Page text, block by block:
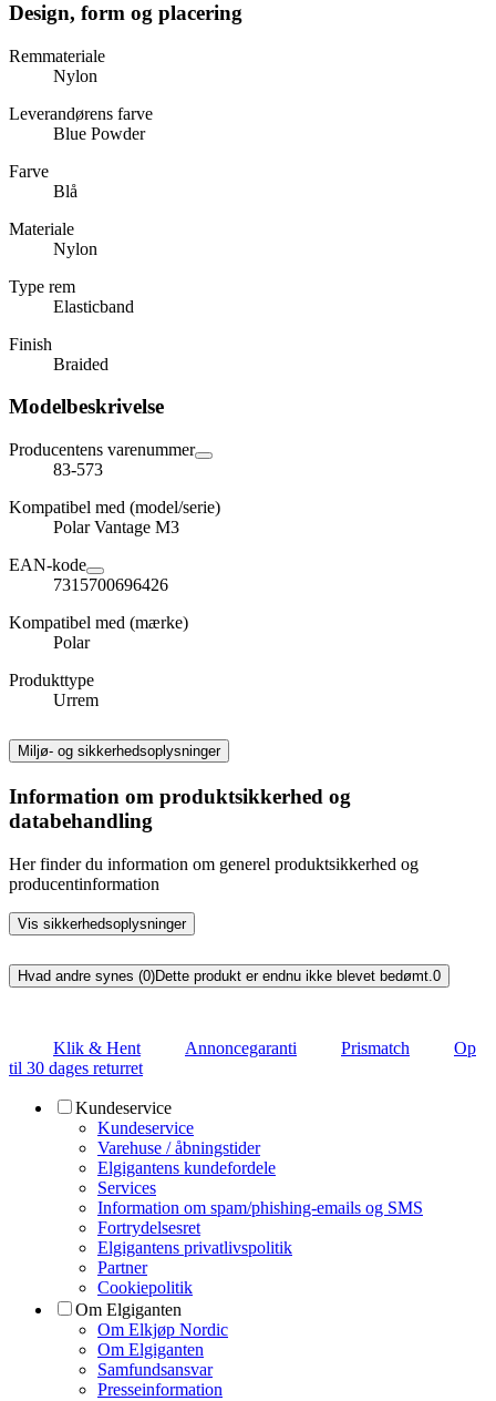
Design, form og placering
Remmateriale
Nylon
Leverandørens farve
Blue Powder
Farve
Blå
Materiale
Nylon
Type rem
Elasticband
Finish
Braided
Modelbeskrivelse
Producentens varenummer
83-573
Kompatibel med (model/serie)
Polar Vantage M3
EAN-kode
7315700696426
Kompatibel med (mærke)
Polar
Produkttype
Urrem
Miljø- og sikkerhedsoplysninger
Information om produktsikkerhed og
databehandling
Her finder du information om generel produktsikkerhed og
producentinformation
Vis sikkerhedsoplysninger
Hvad andre synes (0)Dette produkt er endnu ikke blevet bedømt. 0
Klik & Hent Annoncegaranti Prismatch
Op
til 30 dages returret
Kundeservice
Kundeservice
Varehuse / åbningstider
Elgigantens kundefordele
Services
Information om spam/phishing-emails og SMS
Fortrydelsesret
Elgigantens privatlivspolitik
Partner
Cookiepolitik
Om Elgiganten
Om Elkjøp Nordic
Om Elgiganten
Samfundsansvar
Presseinformation